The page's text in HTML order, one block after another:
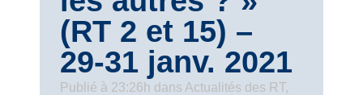
(RT 2 et 15) –
29-31 janv. 2021
Publié à 23:26h dans Actualités des RT,